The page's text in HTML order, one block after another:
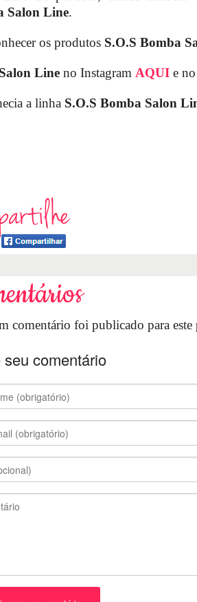
Salon Line.
os produtos S.O.S Bomba
Salon Line no Instagram AQUI e
a linha S.O.S Bomba Salon
comentário foi publicado para este
seu comentário